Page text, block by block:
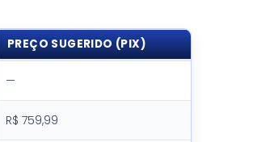
PREÇO SUGERIDO (PIX)
—
R$ 759,99